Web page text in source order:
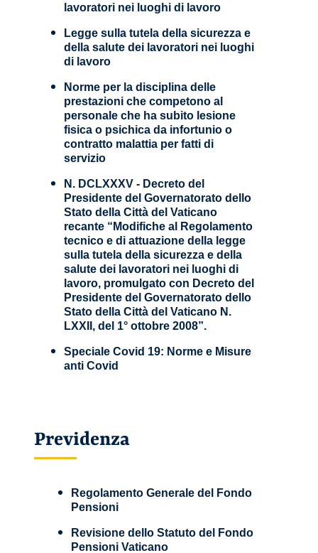
lavoratori nei luoghi di lavoro
Legge sulla tutela della sicurezza e
della salute dei lavoratori nei luoghi
di lavoro
Norme per la disciplina delle
prestazioni che competono al
personale che ha subito lesione
fisica o psichica da infortunio o
contratto malattia per fatti di
servizio
N. DCLXXXV - Decreto del
Presidente del Governatorato dello
Stato della Città del Vaticano
recante “Modifiche al Regolamento
tecnico e di attuazione della legge
sulla tutela della sicurezza e della
salute dei lavoratori nei luoghi di
lavoro, promulgato con Decreto del
Presidente del Governatorato dello
Stato della Città del Vaticano N.
LXXII, del 1° ottobre 2008”.
Speciale Covid 19: Norme e Misure
anti Covid
Previdenza
Regolamento Generale del Fondo
Pensioni
Revisione dello Statuto del Fondo
Pensioni Vaticano